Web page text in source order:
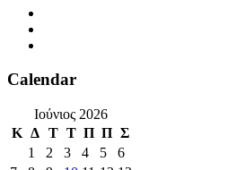
Calendar
Ιούνιος 2026
Κ Δ Τ Τ Π Π Σ
1
2 3 4 5
6